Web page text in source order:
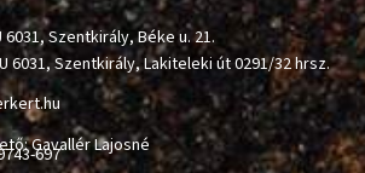
6031, Szentkirály, Béke u. 21.
6031, Szentkirály, Lakiteleki út 0291/32 hrsz.
Gavallér Lajosné
697